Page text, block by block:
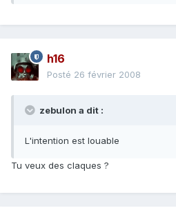
h16
Posté 26 février 2008
zebulon a dit :
L'intention est louable
Tu veux des claques ?